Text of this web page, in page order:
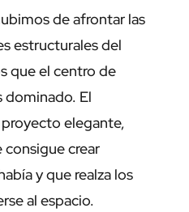
de afrontar las
estructurales del
que el centro de
dominado. El
elegante,
crear
y que realza los
al espacio.